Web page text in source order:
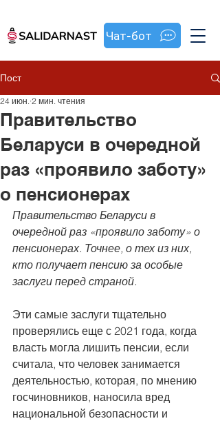
Чат-бот
Пост
Правительство
Беларуси в очередной
раз «проявило заботу»
о пенсионерах
24 июн. 2 мин. чтения
Правительство Беларуси в
очередной раз «проявило заботу» о
пенсионерах. Точнее, о тех из них,
кто получает пенсию за особые
заслуги перед страной.
Эти самые заслуги тщательно
проверялись еще с 2021 года, когда
власть могла лишить пенсии, если
считала, что человек занимается
деятельностью, которая, по мнению
госчиновников, наносила вред
национальной безопасности и